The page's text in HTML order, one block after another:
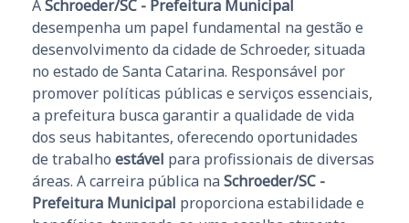
ASchroeder/SC - Prefeitura Municipal
desempenha um papel fundamental na gestão e
desenvolvimento da cidade de Schroeder, situada
no estado de Santa Catarina. Responsável por
promover políticas públicas e serviços essenciais,
a prefeitura busca garantir a qualidade de vida
dos seus habitantes, oferecendo oportunidades
de trabalho estável para profissionais de diversas
áreas. A carreira pública na Schroeder/SC -
Prefeitura Municipal proporciona estabilidade e